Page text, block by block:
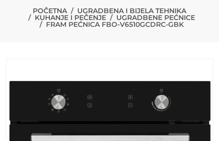
POČETNA UGRADBENA I BIJELA TEHNIKA
KUHANJE I PEČENJE UGRADBENE PEĆNICE
FRAM PEĆNICA FBO-V6510GCDRC-GBK